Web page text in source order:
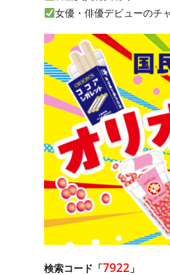
女優・俳優デビューのチ
検索コード「7922 」